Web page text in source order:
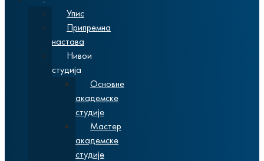
Упис
Припремна
настава
Нивои
студија
Основне
академске
студије
Мастер
академске
студије